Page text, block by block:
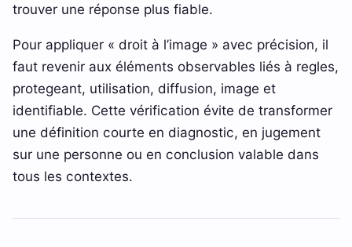
trouver une réponse plus fiable.
Pour appliquer « droit à l’image » avec précision, il
faut revenir aux éléments observables liés à regles,
protegeant, utilisation, diffusion, image et
identifiable. Cette vérification évite de transformer
une définition courte en diagnostic, en jugement
sur une personne ou en conclusion valable dans
tous les contextes.